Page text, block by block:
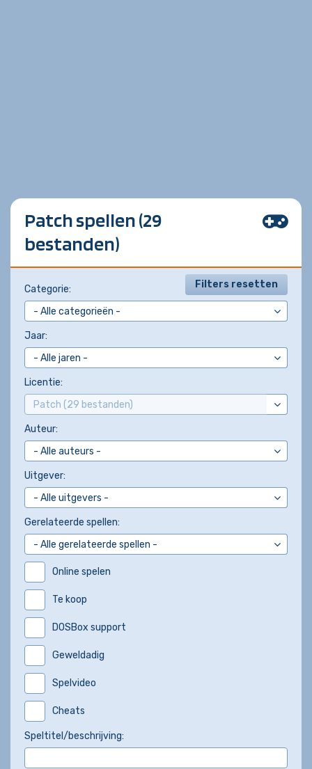
Patch spellen (29
bestanden)
Filters resetten
Categorie:
Jaar:
Licentie:
Auteur:
Uitgever:
Gerelateerde spellen:
Online spelen
Te koop
DOSBox support
Geweldadig
Spelvideo
Cheats
Speltitel/beschrijving: